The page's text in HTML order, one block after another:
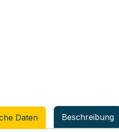
Daten Beschreibung